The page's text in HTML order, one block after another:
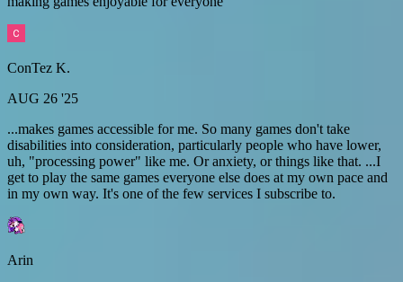
ConTez K.
AUG 26 '25
...makes games accessible for me. So many games don't take
disabilities into consideration, particularly people who have lower,
uh, "processing power" like me. Or anxiety, or things like that. ...I
get to play the same games everyone else does at my own pace and
in my own way. It's one of the few services I subscribe to.
Arin